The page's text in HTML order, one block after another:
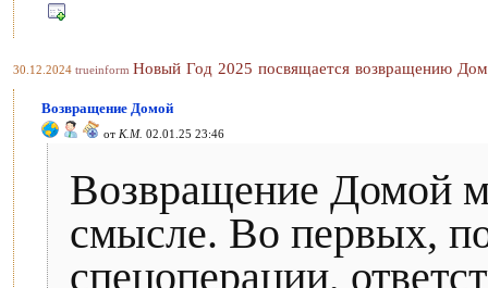
30.12.2024 trueinform Новый Год 2025 посвящается возвращению
Возвращение Домой
от К.М. 02.01.25 23:46
Возвращение Домой
смысле. Во первых,
спецоперации,